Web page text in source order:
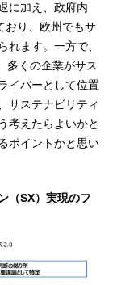
に加え、政府内
おり、欧州でもサ
れます。一方で、
多くの企業がサス
イバーとして位置
サステナビリティ
考えたらよいかと
ポイントかと思い
（SX）実現のフ